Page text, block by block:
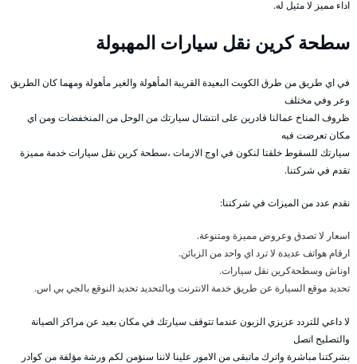
اداء مميز لا مثيل له.
سطحة كرين نقل سيارات المهبولة
في اي طريق من طرق الكويت البعيدة القريبة المأهولة والغير مأهولة ومهما كان الطريق
وعر وفي مختلف
ظروف المناخ عمالنا قادرين على انتشال سيارتك من الوحل من المنخفضات ومن اي
مكان تعرضت فيه
سيارتك للسقوط خلقتا لنكون في اوج الازمات ،سطحة كرين نقل سيارات خدمة مميزة
تقدم في شركتنا.
نقدم عدد من الميزات في شركتنا:
اسعار لا تصدق وعروض مميزة ومتنوعة.
ارقام هواتف عديدة لا ترد اي واحد من الزبائن.
اوناش وسطحةكرين نقل سيارات.
تحديد موقع السيارة عن طريق خدمة الانترنت وبالتحديد تحديد النوقع بالجي بي اس.
لا داعي للتردد عزيزي الزبون عندما تتوقف سيارتك في مكان بعيد عن مراكز الصيانة
والتصليح اتصل
بشركتنا مباشرة واترك ماتبقى من الامور علينا لاننا سنؤمن لكم ورشة مؤلفة من كوادر